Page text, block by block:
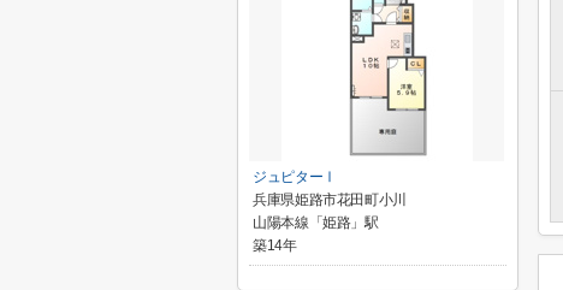
ジュピターⅠ
兵庫県姫路市花田町小川
山陽本線「姫路」駅
築14年